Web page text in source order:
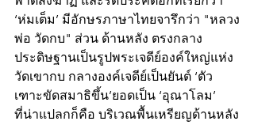
‘ห่มเต็ม’ มีอักษรภาษาไทยจารึกว่า "หลวง
พ่อ วัดกบ" ส่วน ด้านหลัง ตรงกลาง
ประดิษฐานเป็นรูปพระเจดีย์องค์ใหญ่แห่ง
วัดเขากบ กลางองค์เจดีย์เป็นยันต์ ‘ตัว
เฑาะขัดสมาธิขึ้น’ยอดเป็น ‘อุณาโลม’
ที่น่าแปลกก็คือ บริเวณพื้นเหรียญด้านหลัง